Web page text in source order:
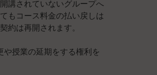
講されていないグループへ
もコース料金の払い戻しは
約は再開されます。
授業の延期をする権利を